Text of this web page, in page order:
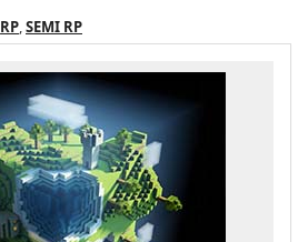
RP,SEMI RP